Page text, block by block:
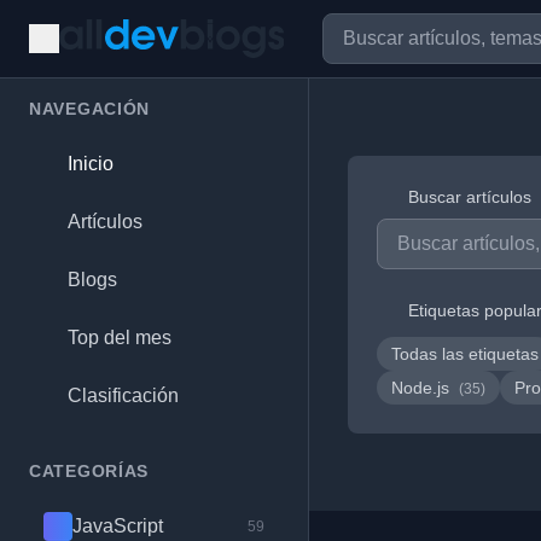
NAVEGACIÓN
Inicio
Artículos
Blogs
Top del mes
Clasificación
CATEGORÍAS
JavaScript 59
Buscar artículos
Etiquetas
Todas las etiquetas
Node.js (35)